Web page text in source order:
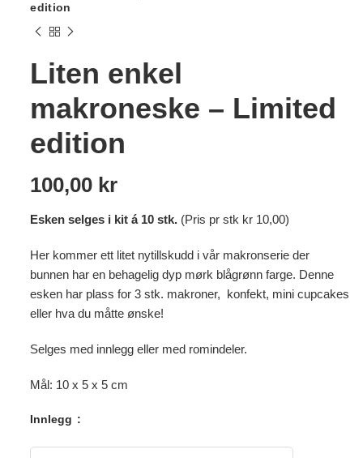
edition
Liten enkel
makroneske – Limited
edition
100,00 kr
Esken selges i kit á 10 stk. (Pris pr stk kr 10,00)
Her kommer ett litet nytillskudd i vår makronserie der
bunnen har en behagelig dyp mørk blågrønn farge. Denne
esken har plass for 3 stk. makroner, konfekt, mini cupcakes
eller hva du måtte ønske!
Selges med innlegg eller med romindeler.
Mål: 10 x 5 x 5 cm
Innlegg